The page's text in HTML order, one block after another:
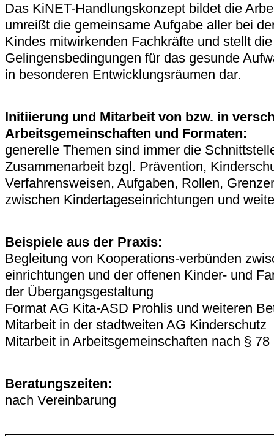
Das KiNET-Handlungskonzept bildet die
umreißt die gemeinsame Aufgabe aller bei
Kindes mitwirkenden Fachkräfte und stellt die
Gelingensbedingungen für das gesunde
in besonderen Entwicklungsräumen dar.
Initiierung und Mitarbeit von bzw. in
Arbeitsgemeinschaften und Formaten:
generelle Themen sind immer die
Zusammenarbeit bzgl. Prävention,
Verfahrensweisen, Aufgaben, Rollen,
zwischen Kindertageseinrichtungen und
Beispiele aus der Praxis:
Begleitung von Kooperations-verbünden
einrichtungen und der offenen Kinder- und
der Übergangsgestaltung
Format AG Kita-ASD Prohlis und weiteren
Mitarbeit in der stadtweiten AG Kinderschutz
Mitarbeit in Arbeitsgemeinschaften nach §
Beratungszeiten:
nach Vereinbarung